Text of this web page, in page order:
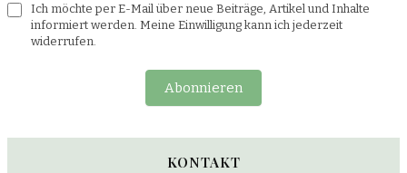
Ich möchte per E-Mail über neue Beiträge, Artikel und Inhalte
informiert werden. Meine Einwilligung kann ich jederzeit
widerrufen.
Abonnieren
KONTAKT